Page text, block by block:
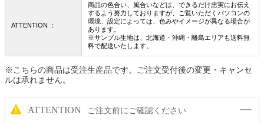
ATTENTION ：
商品の色合い、風合いなどは、できるだけ忠実にお伝え
するよう努力しておりますが、ご覧いただくパソコンの
環境、設定によっては、色みやイメージが異なる場合が
あります。
※サンプル生地は、北海道・沖縄・離島エリアも送料無
料で配送いたします。
※こちらの商品は受注生産品です。ご注文受付後の変更・キャンセ
ルは承れません。
ATTENTION ご注文前にご確認ください